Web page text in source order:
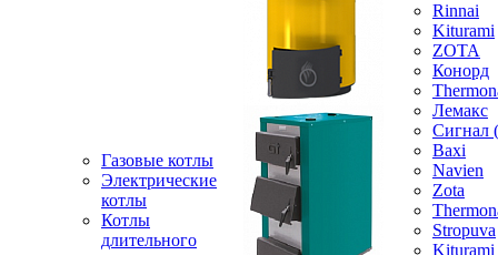
Газовые котлы
Электрические
котлы
Котлы
длительного
Rinnai
Kiturami
ZOTA
Конорд
Лемакс
Baxi
Navien
Zota
Stropuva
Kiturami